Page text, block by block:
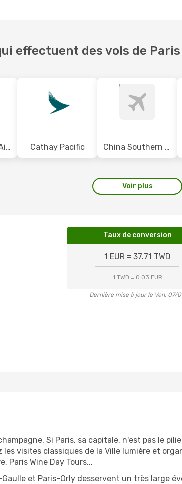
effectuent des vols de Paris
China Eastern Airlines Cathay Pacific China Southern Airlines
Voir plus
Taux de conversion
1 EUR = 37.71 TWD
1 TWD = 0.03 EUR
Dernière mise à jour le Ven. 07/
Si Paris, sa capitale, n'est pas le
les visites classiques de la Ville lumière et
Paris Wine Day Tours...
et Paris-Orly desservent un très large